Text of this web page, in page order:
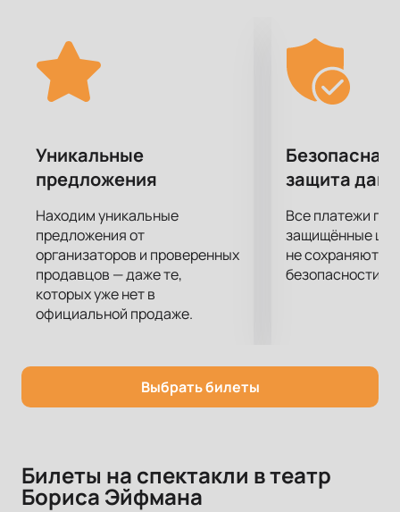
Уникальные
предложения
Находим уникальные
предложения от
организаторов и проверенных
продавцов — даже те,
которых уже нет в
официальной продаже.
Безопасная
защита
Все платежи
защищённые
не сохраняются
безопасности.
Выбрать билеты
Билеты на спектакли в театр
Бориса Эйфмана